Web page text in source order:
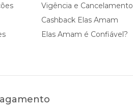
Vigência e Cancelamento
Cashback Elas Amam
Elas Amam é Confiável?